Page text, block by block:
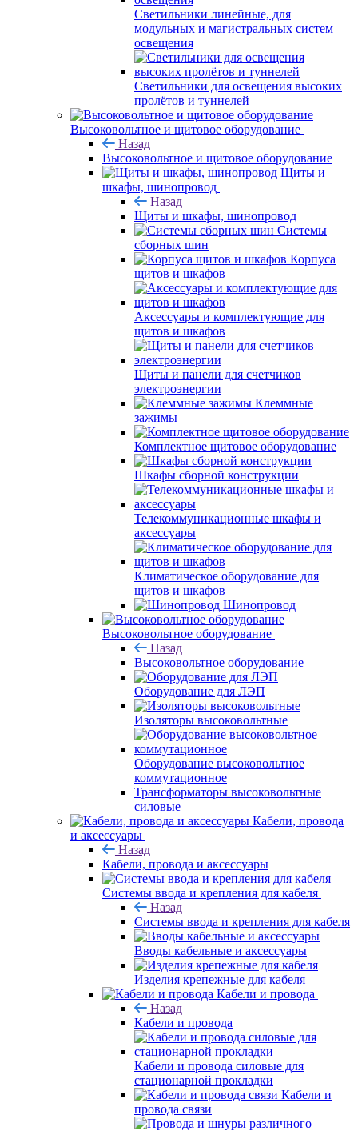
Светильники линейные, для
модульных и магистральных систем
освещения
Светильники для освещения высоких
пролётов и туннелей
Высоковольтное и щитовое оборудование
Назад
Высоковольтное и щитовое оборудование
Щиты и
шкафы, шинопровод
Назад
Щиты и шкафы, шинопровод
Системы
сборных шин
Корпуса
щитов и шкафов
Аксессуары и комплектующие для
щитов и шкафов
Щиты и панели для счетчиков
электроэнергии
Клеммные
зажимы
Комплектное щитовое оборудование
Шкафы сборной конструкции
Телекоммуникационные шкафы и
аксессуары
Климатическое оборудование для
щитов и шкафов
Шинопровод
Высоковольтное оборудование
Назад
Высоковольтное оборудование
Оборудование для ЛЭП
Изоляторы высоковольтные
Оборудование высоковольтное
коммутационное
Трансформаторы высоковольтные
силовые
Кабели, провода
и аксессуары
Назад
Кабели, провода и аксессуары
Системы ввода и крепления для кабеля
Назад
Системы ввода и крепления для кабеля
Вводы кабельные и аксессуары
Изделия крепежные для кабеля
Кабели и провода
Назад
Кабели и провода
Кабели и провода силовые для
стационарной прокладки
Кабели и
провода связи